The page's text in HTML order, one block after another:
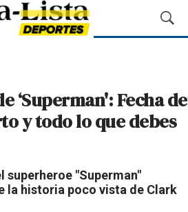
M
o
a
r
B
u
e
‘Superman': Fecha de
y todo lo que debes
superheroe "Superman"
la historia poco vista de Clark